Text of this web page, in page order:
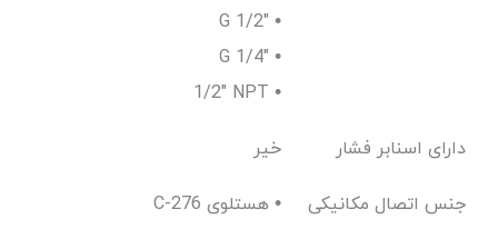
G 1/2" •
G 1/4" •
1/2" NPT •
دارای اسنابر فشار خیر
جنس اتصال مکانیکی
C-276 هستلوی •